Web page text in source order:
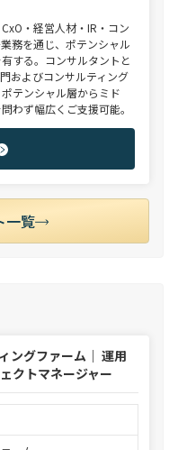
・経営人材・IR・コン
務を通じ、ポテンシャル
する。コンサルタントと
およびコンサルティング
テンシャル層からミド
わず幅広くご支援可能。
一覧
ングファーム｜ 運用
クトマネージャー